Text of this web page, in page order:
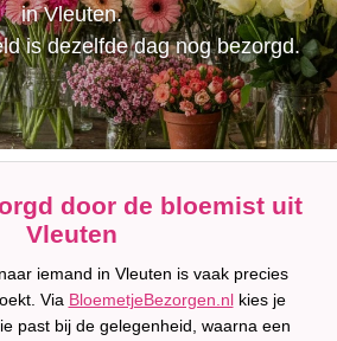
in Vleuten.
is dezelfde dag nog bezorgd.
door de bloemist uit
Vleuten
iemand in Vleuten is vaak precies
Via BloemetjeBezorgen.nlkies je
past bij de gelegenheid, waarna een